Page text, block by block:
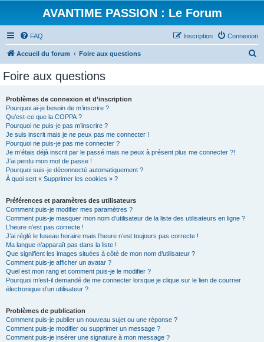
AVANTIME PASSION : Le Forum
FAQ Connexion
Inscription
Accueil du forum Foire aux questions
Foire aux questions
Problèmes de connexion et d’inscription
Pourquoi ai-je besoin de m’inscrire ?
Qu’est-ce que la COPPA ?
Pourquoi ne puis-je pas m’inscrire ?
Je suis inscrit mais je ne peux pas me connecter !
Pourquoi ne puis-je pas me connecter ?
Je m’étais déjà inscrit par le passé mais ne peux à présent plus me connecter ?!
J’ai perdu mon mot de passe !
Pourquoi suis-je déconnecté automatiquement ?
À quoi sert « Supprimer les cookies » ?
Préférences et paramètres des utilisateurs
Comment puis-je modifier mes paramètres ?
Comment puis-je masquer mon nom d’utilisateur de la liste des utilisateurs en ligne ?
L’heure n’est pas correcte !
J’ai réglé le fuseau horaire mais l’heure n’est toujours pas correcte !
Ma langue n’apparaît pas dans la liste !
Que signifient les images situées à côté de mon nom d’utilisateur ?
Comment puis-je afficher un avatar ?
Quel est mon rang et comment puis-je le modifier ?
Pourquoi m’est-il demandé de me connecter lorsque je clique sur le lien de courrier
électronique d’un utilisateur ?
Problèmes de publication
Comment puis-je publier un nouveau sujet ou une réponse ?
Comment puis-je modifier ou supprimer un message ?
Comment puis-je insérer une signature à mon message ?